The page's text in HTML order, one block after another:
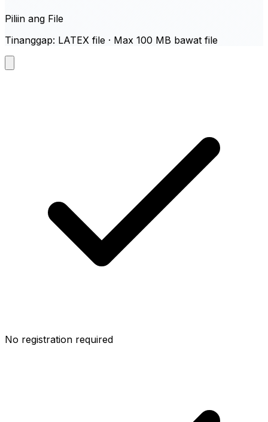
Piliin ang File
Tinanggap: LATEX file · Max 100 MB bawat file
No registration required